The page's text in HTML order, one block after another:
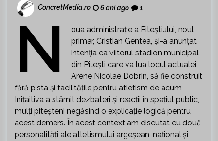
ConcretMedia.ro 6 ani ago 1
N
oua administrație a Piteștiului, noul
primar, Cristian Gentea, și-a anunțat
intenția ca viitorul stadion municipal
din Pitești care va lua locul actualei
Arene Nicolae Dobrin, să fie construit
fără pista și facilitățile pentru atletism de acum.
Inițaitiva a stârnit dezbateri și reacții în spațiul public,
mulți piteșteni negăsind o explicație logică pentru
acest demers. În acest context am discutat cu două
personalități ale atletismului argeșean, național și